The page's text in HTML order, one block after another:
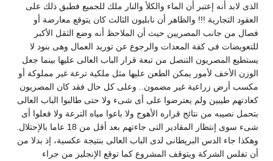
لابد أنه إعتبر أن الماء والكلأ والنار ملك للجميع فطبق ذلك على
التجارية !!! والظاهر أن نابليون الثالث كان يتوقع معارضة أو
من جانب المصريين حيث أن الملاحظ أنه وضع الثقل الأكبر
فى كفة المعدات والرجوع عن توريد العمال وهى بنود لا
المصريون التنصل من تبعة قرار الباب العالى عليها بينما جعل
الأخف لأمور يمكن الطعن عليها مثل ملكية ترعة غير مملوكة أو
أرض زراعية غير مضمون.. وعلى كل حال فقد كان المصريون
طيبين ولم يعترضوا على أى شىء ولا حتى طالبوا الباب العالى
نصيبه من نتائج قراره الأهوج ولا باعوا مياه الترعة ولا فعلوا أى
شىء سوى إنتظار المقادير التى جاءتهم بعد أقل من 18 عاما بالإحتلال.
جاء الدس البريطانى لدى الباب العالى بنتيجة عكسية، إذ بدلا من
تفلس الشركة ويتوقف المشروع كما توقع الإنجليز من جراء